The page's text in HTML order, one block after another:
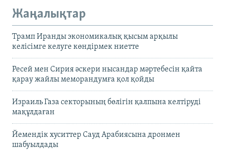
Жаңалықтар
Трамп Иранды экономикалық қысым арқылы
келісімге келуге көндірмек ниетте
Ресей мен Сирия әскери нысандар мәртебесін қайта
қарау жайлы меморандумға қол қойды
Израиль Газа секторының бөлігін қалпына келтіруді
мақұлдаған
Йемендік хуситтер Сауд Арабиясына дронмен
шабуылдады